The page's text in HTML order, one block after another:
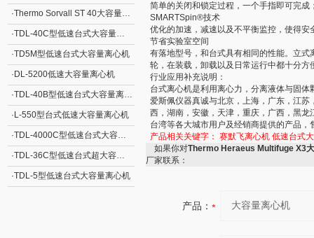
·Thermo Sorvall ST 40大容量离心机
·TDL-40C型低速台式大容量离心机
·TD5M型低速台式大容量离心机
· DL-5200低速大容量离心机
·TDL-40B型低速台式大容量离心机
· L-550型台式低速大容量离心机
·TDL-4000C型低速台式大容量离心机
·TDL-36C型低速台式超大容量离心机
·TDL-5型低速台式大容量离心机
简单的关闭和锁定过程，一个手指即可完
SMARTSpin®技术
优化的加速，减速以及不平衡监控，使得
节省实验室空间
有落地型号，和台式具有相同的性能。立
轮，在装载，卸载以及日常运行中都十分方
行业应用补充说明：
台式离心机是利用离心力，分离液体与固
爱斯佩仪器真诚与北京，上海，广东，江
西，湖南，安徽，天津，重庆，广西，黑
台湾等各大城市用户及经销商提供的产品，
产品相关关键字： 赛默飞离心机 低速台式
如果你对Thermo Heraeus Multifuge X3
厂家联系：
产品：